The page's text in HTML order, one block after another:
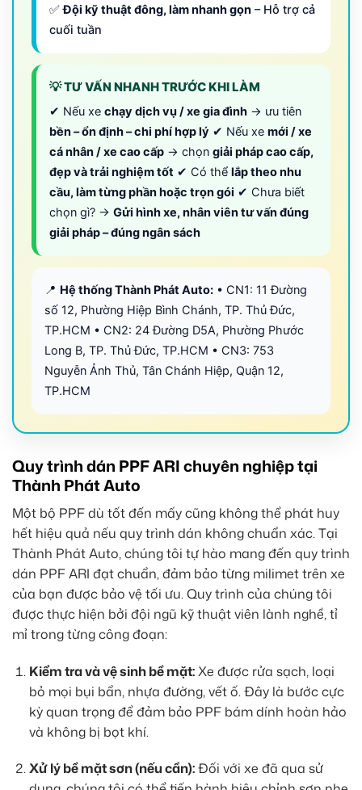
✅Đội kỹ thuật đông, làm nhanh gọn – Hỗ trợ cả
cuối tuần
💡 TƯ VẤN NHANH TRƯỚC KHI LÀM
✔ Nếu xe chạy dịch vụ / xe gia đình → ưu tiên
bền – ổn định – chi phí hợp lý ✔ Nếu xe mới / xe
cá nhân / xe cao cấp → chọn giải pháp cao cấp,
đẹp và trải nghiệm tốt ✔ Có thể lắp theo nhu
cầu, làm từng phần hoặc trọn gói ✔ Chưa biết
chọn gì? → Gửi hình xe, nhân viên tư vấn đúng
giải pháp – đúng ngân sách
📍 Hệ thống Thành Phát Auto: • CN1: 11 Đường
số 12, Phường Hiệp Bình Chánh, TP. Thủ Đức,
TP.HCM • CN2: 24 Đường D5A, Phường Phước
Long B, TP. Thủ Đức, TP.HCM • CN3: 753
Nguyễn Ảnh Thủ, Tân Chánh Hiệp, Quận 12,
TP.HCM
Quy trình dán PPF ARI chuyên nghiệp tại
Thành Phát Auto
Một bộ PPF dù tốt đến mấy cũng không thể phát huy
hết hiệu quả nếu quy trình dán không chuẩn xác. Tại
Thành Phát Auto, chúng tôi tự hào mang đến quy trình
dán PPF ARI đạt chuẩn, đảm bảo từng milimet trên xe
của bạn được bảo vệ tối ưu. Quy trình của chúng tôi
được thực hiện bởi đội ngũ kỹ thuật viên lành nghề, tỉ
mỉ trong từng công đoạn:
Kiểm tra và vệ sinh bề mặt:Xe được rửa sạch, loại
bỏ mọi bụi bẩn, nhựa đường, vết ố. Đây là bước cực
kỳ quan trọng để đảm bảo PPF bám dính hoàn hảo
và không bị bọt khí.
Xử lý bề mặt sơn (nếu cần):Đối với xe đã qua sử